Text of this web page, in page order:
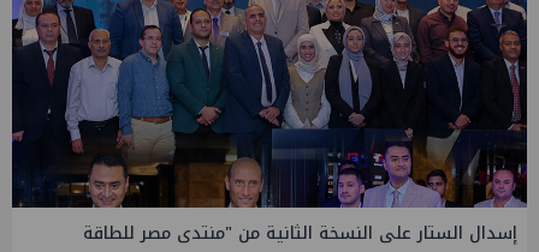
إيني تعين مديراً جديد لها في مصر